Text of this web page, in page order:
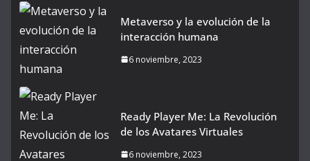
Metaverso y la evolución de la
interacción humana
6 noviembre, 2023
Ready Player Me: La Revolución
de los Avatares Virtuales
6 noviembre, 2023